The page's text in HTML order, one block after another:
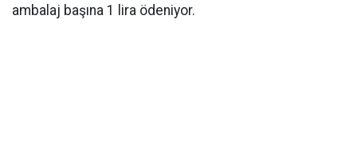
ambalaj başına 1 lira ödeniyor.